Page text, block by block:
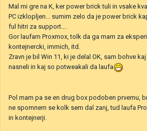
Mal mi gre na K, ker power brick tuli in vsake
PC izklopljen... sumim zelo da je power brick
ful hitri za support....
Gor laufam Proxmox, tolk da ga mam za
kontejnercki, immich, itd.
Zravn je bil Win 11, ki je delal OK, sam bohve
nasneli in kaj so potweakali da laufa
Pol mam pa se en drug box podoben prvemu,
ne spomnem se kolk sem dal zanj, tud laufa
in kontejnerji.